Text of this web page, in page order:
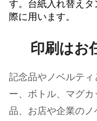
す。台紙入れ替え
際に用います。
印刷はお
記念品やノベルテ
ー、ボトル、マグ
品、お店や企業の